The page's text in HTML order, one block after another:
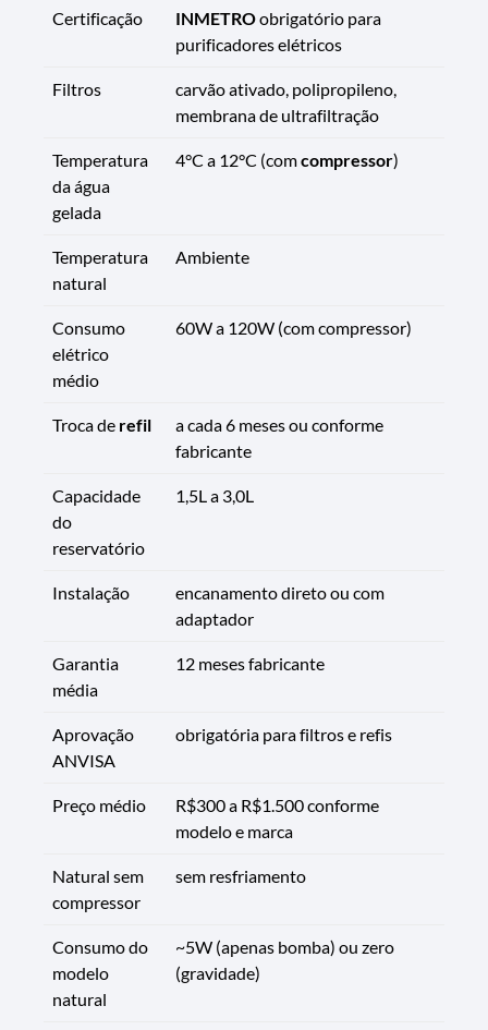
Certificação INMETROobrigatório para
purificadores elétricos
Filtros
carvão ativado, polipropileno,
membrana de ultrafiltração
Temperatura
da água
gelada
4°C a 12°C (comcompressor)
Temperatura
natural
Ambiente
Consumo
elétrico
médio
60W a 120W (com compressor)
Troca de refil
a cada 6 meses ou conforme
fabricante
Capacidade
do
reservatório
1,5L a 3,0L
Instalação
encanamento direto ou com
adaptador
Garantia
média
12 meses fabricante
Aprovação
ANVISA
obrigatória para filtros e refis
Preço médio
R$300 a R$1.500 conforme
modelo e marca
Natural sem
compressor
sem resfriamento
Consumo do
modelo
natural
~5W (apenas bomba) ou zero
(gravidade)